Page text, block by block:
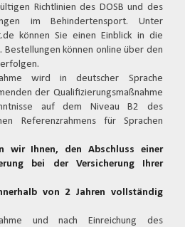
Richtlinien des DOSB und des
im Behindertensport. Unter
können Sie einen Einblick in die
Bestellungen können online über den
wird in deutscher Sprache
der Qualifizierungsmaßnahme
auf dem Niveau B2 des
Referenzrahmens für Sprachen
wir Ihnen, den Abschluss einer
bei der Versicherung Ihrer
von 2 Jahren vollständig
und nach Einreichung des